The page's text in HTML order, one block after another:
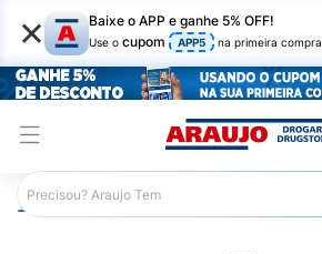
× Baixe o APP e ganhe 5% OFF!
Use o cupom APP5 na primeira compra
Araujo Beleza e Cuidados